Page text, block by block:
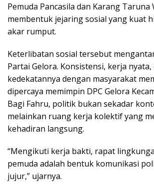
Pemuda Pancasila dan Karang Taruna
membentuk jejaring sosial yang kuat
akar rumput.
Keterlibatan sosial tersebut
Partai Gelora. Konsistensi, kerja nyata,
kedekatannya dengan masyarakat
dipercaya memimpin DPC Gelora
Bagi Fahru, politik bukan sekadar
melainkan ruang kerja kolektif yang
kehadiran langsung.
“Mengikuti kerja bakti, rapat
pemuda adalah bentuk komunikasi
jujur,” ujarnya.